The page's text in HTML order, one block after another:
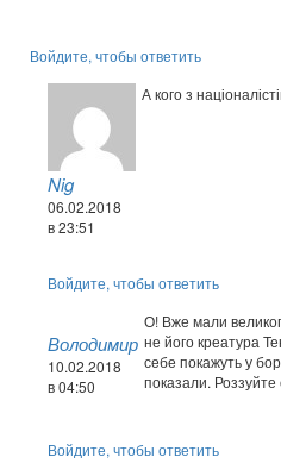
Войдите, чтобы ответить
Nig
06.02.2018
в 23:51
А кого з
Войдите, чтобы ответить
Володимир
10.02.2018
в 04:50
О! Вже мали
не його креатура
себе покажуть у
показали. Роззуйте
Войдите, чтобы ответить